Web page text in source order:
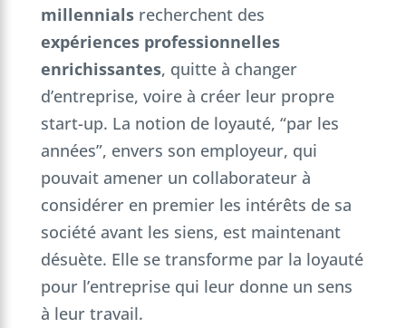
millennialsrecherchent des
expériences professionnelles
enrichissantes, quitte à changer
d’entreprise, voire à créer leur propre
start-up. La notion de loyauté, “par les
années”, envers son employeur, qui
pouvait amener un collaborateur à
considérer en premier les intérêts de sa
société avant les siens, est maintenant
désuète. Elle se transforme par la loyauté
pour l’entreprise qui leur donne un sens
à leur travail.